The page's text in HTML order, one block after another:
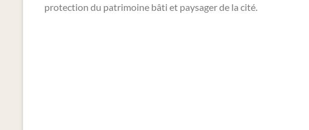
protection du patrimoine bâti et paysager de la cité.